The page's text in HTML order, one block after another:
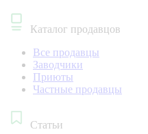
Каталог продавцов
Все продавцы
Заводчики
Приюты
Частные продавцы
Статьи